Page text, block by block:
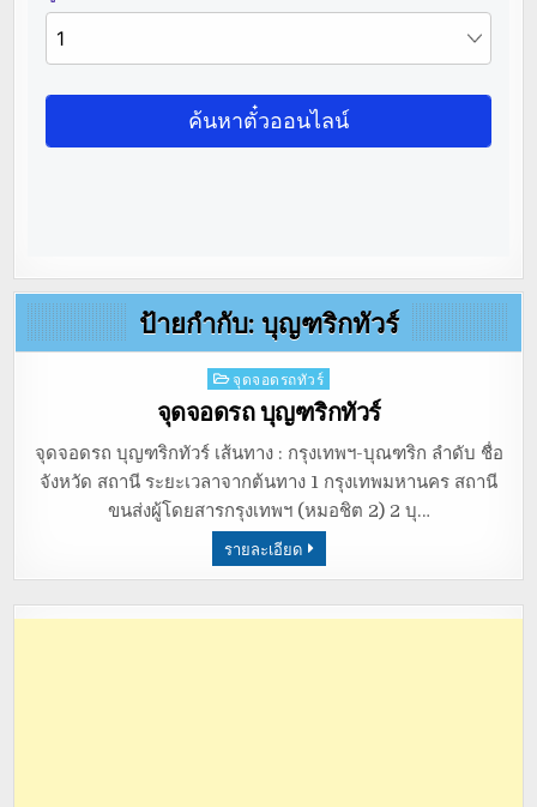
ป้ายกำกับ: บุญฑริกทัวร์
Posted
in
จุดจอดรถทัวร์
จุดจอดรถ บุญฑริกทัวร์
จุดจอดรถ บุญฑริกทัวร์ เส้นทาง : กรุงเทพฯ-บุณฑริก ลำดับ ชื่อ
จังหวัด สถานี ระยะเวลาจากต้นทาง 1 กรุงเทพมหานคร สถานี
ขนส่งผู้โดยสารกรุงเทพฯ (หมอชิต 2) 2 บุ…
รายละเอียด